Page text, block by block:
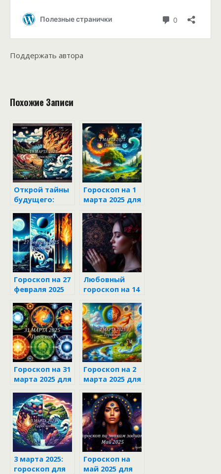
Поддержать автора
Похожие Записи
Открой тайны
будущего:
всех знаков
зодиака на 19
марта 2025
Гороскоп на 1
марта 2025 для
зодиака
Гороскоп на 27
февраля 2025
знака зодиака
Любовный
гороскоп на 14
для всех
знаков
Гороскоп на 31
марта 2025 для
зодиака
Гороскоп на 2
марта 2025 для
зодиака
3 марта 2025:
гороскоп для
Гороскоп на
май 2025 для